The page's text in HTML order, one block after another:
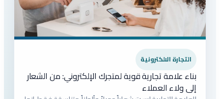
التجارة الالكترونية
بناء علامة تجارية قوية لمتجرك الإلكتروني: من الشعار
إلى ولاء العملاء